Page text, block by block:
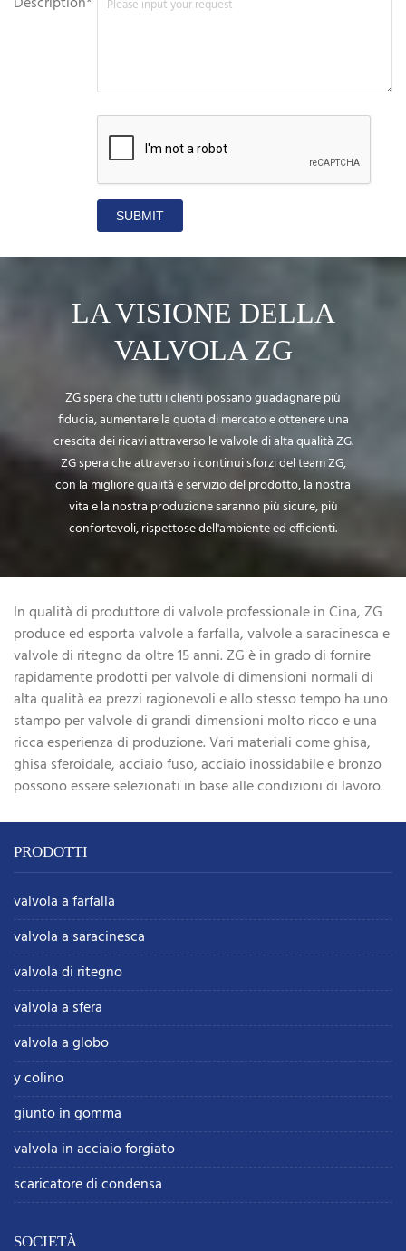
SUBMIT
LA VISIONE DELLA
VALVOLA ZG
ZG spera che tutti i clienti possano guadagnare più
fiducia, aumentare la quota di mercato e ottenere una
crescita dei ricavi attraverso le valvole di alta qualità ZG.
ZG spera che attraverso i continui sforzi del team ZG,
con la migliore qualità e servizio del prodotto, la nostra
vita e la nostra produzione saranno più sicure, più
confortevoli, rispettose dell'ambiente ed efficienti.
In qualità di produttore di valvole professionale in Cina, ZG
produce ed esporta valvole a farfalla, valvole a saracinesca e
valvole di ritegno da oltre 15 anni. ZG è in grado di fornire
rapidamente prodotti per valvole di dimensioni normali di
alta qualità ea prezzi ragionevoli e allo stesso tempo ha uno
stampo per valvole di grandi dimensioni molto ricco e una
ricca esperienza di produzione. Vari materiali come ghisa,
ghisa sferoidale, acciaio fuso, acciaio inossidabile e bronzo
possono essere selezionati in base alle condizioni di lavoro.
PRODOTTI
valvola a farfalla
valvola a saracinesca
valvola di ritegno
valvola a sfera
valvola a globo
y colino
giunto in gomma
valvola in acciaio forgiato
scaricatore di condensa
SOCIETÀ